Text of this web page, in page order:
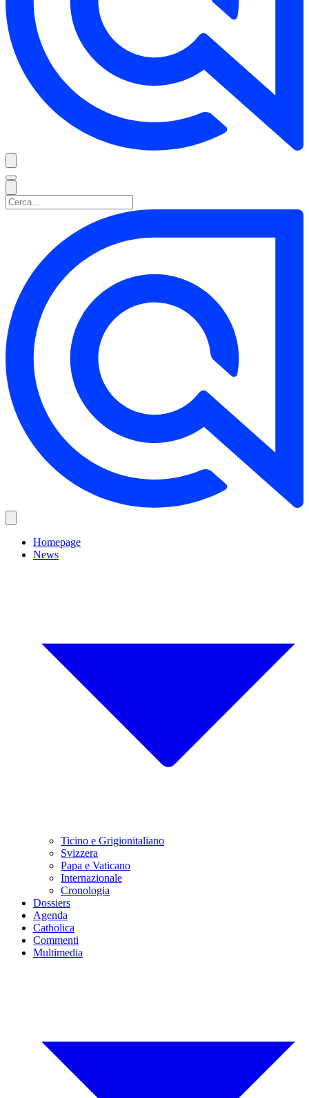
Homepage
News
Ticino e Grigionitaliano
Svizzera
Papa e Vaticano
Internazionale
Cronologia
Dossiers
Agenda
Catholica
Commenti
Multimedia